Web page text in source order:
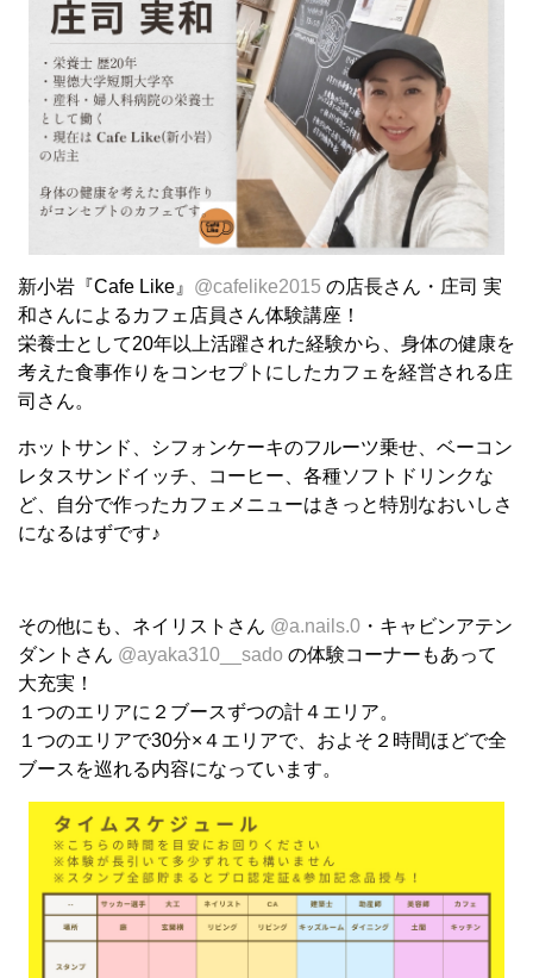
新小岩『Cafe Like』 @cafelike2015 の店長さん・庄司 実
和さんによるカフェ店員さん体験講座！
栄養士として20年以上活躍された経験から、身体の健康を
考えた食事作りをコンセプトにしたカフェを経営される庄
司さん。
ホットサンド、シフォンケーキのフルーツ乗せ、ベーコン
レタスサンドイッチ、コーヒー、各種ソフトドリンクな
ど、自分で作ったカフェメニューはきっと特別なおいしさ
になるはずです♪
その他にも、ネイリストさん @a.nails.0 ・キャビンアテン
ダントさん @ayaka310__sado の体験コーナーもあって
大充実！
１つのエリアに２ブースずつの計４エリア。
１つのエリアで30分×４エリアで、およそ２時間ほどで全
ブースを巡れる内容になっています。